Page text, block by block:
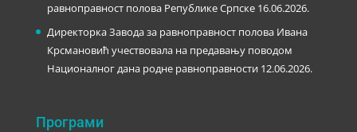
равноправност полова Републике Српске 16.06.2026.
Директорка Завода за равноправност полова Ивана
Крсмановић учествовала на предавању поводом
Националног дана родне равноправности 12.06.2026.
Програми